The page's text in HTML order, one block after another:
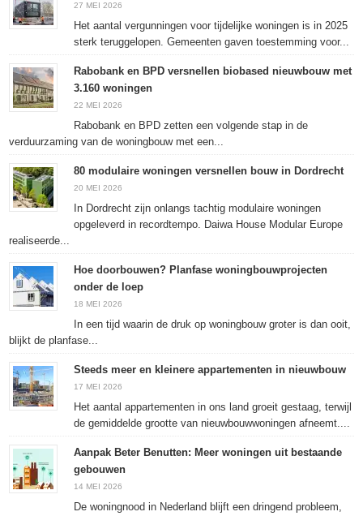
27 MEI 2026
Het aantal vergunningen voor tijdelijke woningen is in 2025
sterk teruggelopen. Gemeenten gaven toestemming voor...
Rabobank en BPD versnellen biobased nieuwbouw met
3.160 woningen
22 MEI 2026
Rabobank en BPD zetten een volgende stap in de
verduurzaming van de woningbouw met een...
80 modulaire woningen versnellen bouw in Dordrecht
20 MEI 2026
In Dordrecht zijn onlangs tachtig modulaire woningen
opgeleverd in recordtempo. Daiwa House Modular Europe
realiseerde...
Hoe doorbouwen? Planfase woningbouwprojecten
onder de loep
18 MEI 2026
In een tijd waarin de druk op woningbouw groter is dan ooit,
blijkt de planfase...
Steeds meer en kleinere appartementen in nieuwbouw
17 MEI 2026
Het aantal appartementen in ons land groeit gestaag, terwijl
de gemiddelde grootte van nieuwbouwwoningen afneemt....
Aanpak Beter Benutten: Meer woningen uit bestaande
gebouwen
14 MEI 2026
De woningnood in Nederland blijft een dringend probleem,